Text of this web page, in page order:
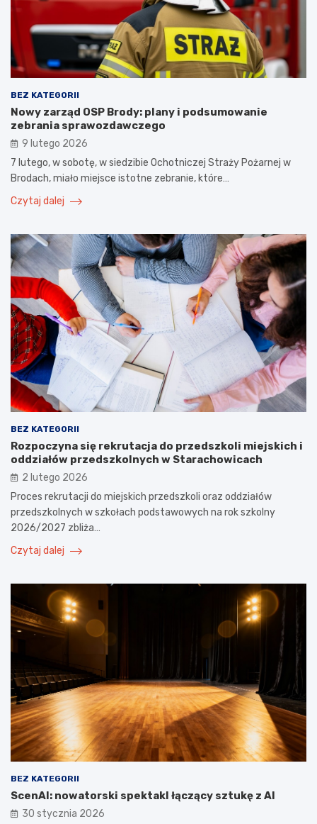
BEZ KATEGORII
Nowy zarząd OSP Brody: plany i podsumowanie
zebrania sprawozdawczego
9 lutego 2026
7 lutego, w sobotę, w siedzibie Ochotniczej Straży Pożarnej w
Brodach, miało miejsce istotne zebranie, które…
Czytaj dalej
BEZ KATEGORII
Rozpoczyna się rekrutacja do przedszkoli miejskich i
oddziałów przedszkolnych w Starachowicach
2 lutego 2026
Proces rekrutacji do miejskich przedszkoli oraz oddziałów
przedszkolnych w szkołach podstawowych na rok szkolny
2026/2027 zbliża…
Czytaj dalej
BEZ KATEGORII
ScenAI: nowatorski spektakl łączący sztukę z AI
30 stycznia 2026